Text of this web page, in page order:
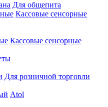
Для общепита
Кассовые сенсорные
Кассовые сенсорные
Для розничной торговли
Atol